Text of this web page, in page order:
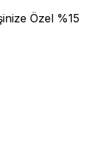
Özel %15